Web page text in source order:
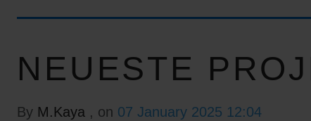
NEUESTE
By M.Kaya , on 07 January 2025 12:04